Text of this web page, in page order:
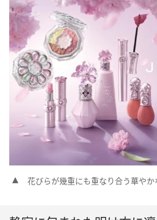
花びらが幾重にも重なり合う華や